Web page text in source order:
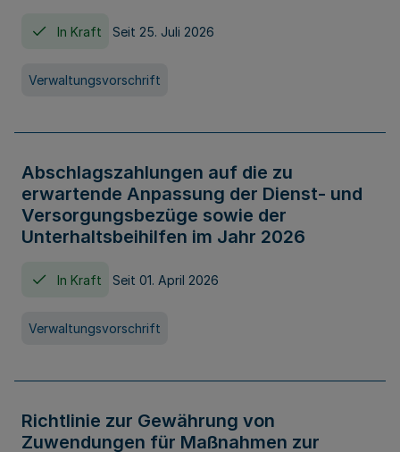
In Kraft Seit 25. Juli 2026
Verwaltungsvorschrift
Abschlagszahlungen auf die zu
erwartende Anpassung der Dienst- und
Versorgungsbezüge sowie der
Unterhaltsbeihilfen im Jahr 2026
In Kraft Seit 01. April 2026
Verwaltungsvorschrift
Richtlinie zur Gewährung von
Zuwendungen für Maßnahmen zur